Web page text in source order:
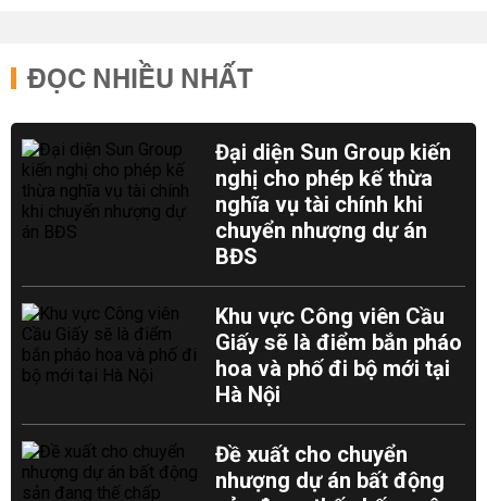
ĐỌC NHIỀU NHẤT
Đại diện Sun Group kiến
nghị cho phép kế thừa
nghĩa vụ tài chính khi
chuyển nhượng dự án
BĐS
Khu vực Công viên Cầu
Giấy sẽ là điểm bắn pháo
hoa và phố đi bộ mới tại
Hà Nội
Đề xuất cho chuyển
nhượng dự án bất động